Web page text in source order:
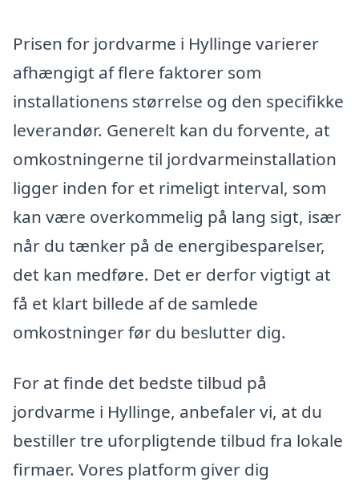
Prisen for jordvarme i Hyllinge varierer
afhængigt af flere faktorer som
installationens størrelse og den specifikke
leverandør. Generelt kan du forvente, at
omkostningerne til jordvarmeinstallation
ligger inden for et rimeligt interval, som
kan være overkommelig på lang sigt, især
når du tænker på de energibesparelser,
det kan medføre. Det er derfor vigtigt at
få et klart billede af de samlede
omkostninger før du beslutter dig.
For at finde det bedste tilbud på
jordvarme i Hyllinge, anbefaler vi, at du
bestiller tre uforpligtende tilbud fra lokale
firmaer. Vores platform giver dig